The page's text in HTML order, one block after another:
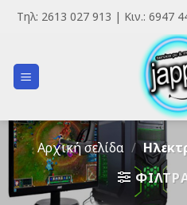
SkipΤηλ: 2613 027 913 | Κιν.: 6947
Αρχική σελίδα /